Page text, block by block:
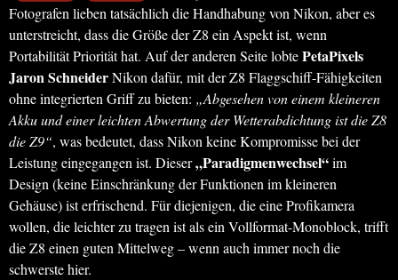
Fotografen lieben tatsächlich die Handhabung von Nikon, aber es
unterstreicht, dass die Größe der Z8 ein Aspekt ist, wenn
Portabilität Priorität hat. Auf der anderen Seite lobtePetaPixels
Jaron SchneiderNikon dafür, mit der Z8 Flaggschiff-Fähigkeiten
ohne integrierten Griff zu bieten: „Abgesehen von einem kleineren
Akku und einer leichten Abwertung der Wetterabdichtung ist die Z8
die Z9“, was bedeutet, dass Nikon keine Kompromisse bei der
Leistung eingegangen ist. Dieser„Paradigmenwechsel“im
Design (keine Einschränkung der Funktionen im kleineren
Gehäuse) ist erfrischend. Für diejenigen, die eine Profikamera
wollen, die leichter zu tragen ist als ein Vollformat-Monoblock, trifft
die Z8 einen guten Mittelweg – wenn auch immer noch die
schwerste hier.